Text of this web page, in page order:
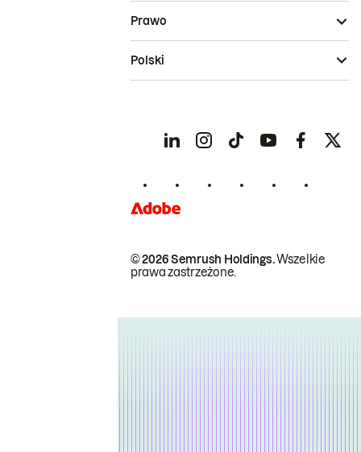
© 2026 Semrush Holdings.Wszelkie
prawa zastrzeżone.
Prawo
Polski